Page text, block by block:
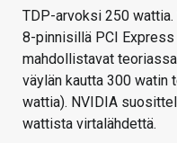
TDP-arvoksi 250
8-pinnisillä PCI
mahdollistavat
väylän kautta 300 watin
wattia). NVIDIA
wattista virtalähdettä.